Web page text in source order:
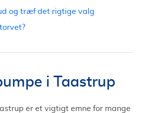
i Taastrup
er et vigtigt emne for mange
og træf det rigtige valg